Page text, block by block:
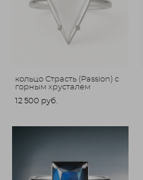
кольцо Страсть (Passion) с
горным хрусталем
12 500 pуб.